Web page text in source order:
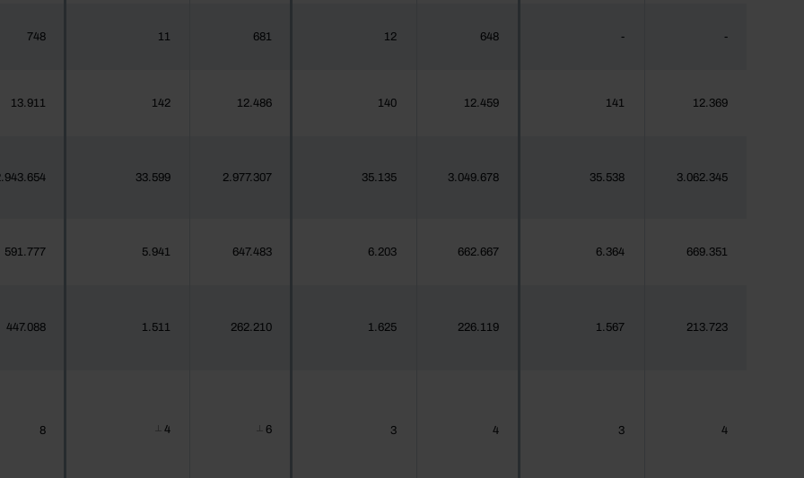
748 11 681 12 648 - -
13.911 142 12.486 140 12.459 141 12.369
33.599 2.977.307 35.135 3.049.678 35.538 3.062.345
591.777 5.941 647.483 6.203 662.667 6.364 669.351
447.088 1.511 262.210 1.625 226.119 1.567 213.723
8 4 6 3 4 3 4